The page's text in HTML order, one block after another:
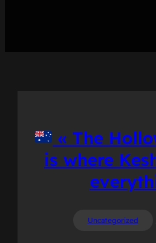
« The
is where
Uncategorized